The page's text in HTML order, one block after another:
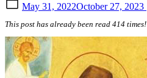
on
May 31, 2022October 27, 2023
This post has already been read 414 times!